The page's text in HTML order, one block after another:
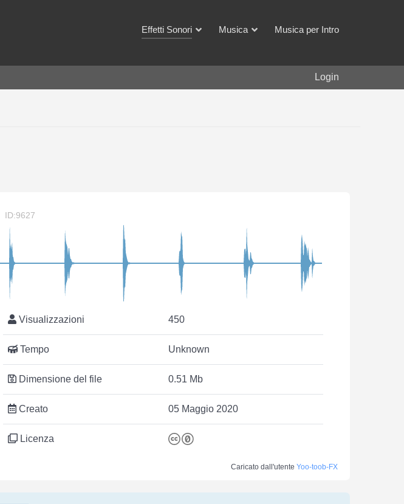
Effetti Sonori Musica Musica per Intro
Login
ID:9627
Visualizzazioni 450
Tempo Unknown
Dimensione del file 0.51 Mb
Creato 05 Maggio 2020
Licenza
Caricato dall'utente Yoo-toob-FX